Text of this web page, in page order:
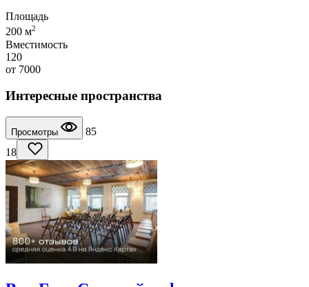
Площадь
200 м2
Вместимость
120
от 7000
Интересные пространства
Просмотры
85
18